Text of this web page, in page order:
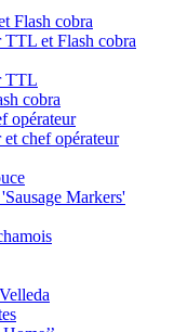
Flash cobra
TTL et Flash cobra
TTL
cobra
opérateur
chef opérateur
Markers'